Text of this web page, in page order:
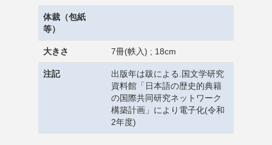
体裁（包紙
等）
大きさ 7冊(帙入) ; 18cm
注記
出版年は跋による.国文学研究
資料館「日本語の歴史的典籍
の国際共同研究ネットワーク
構築計画」により電子化(令和
2年度)